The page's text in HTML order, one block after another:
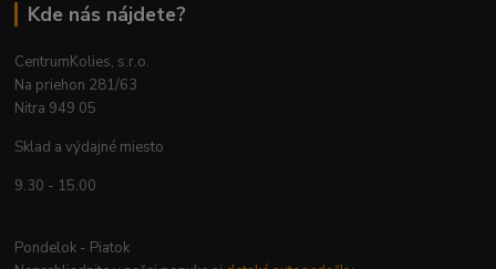
Kde nás nájdete?
CentrumKolies, s.r.o.
Na priehon 281/63
Nitra 949 05
Sklad a výdajné miesto
9.30 - 15.00
Pondelok - Piatok